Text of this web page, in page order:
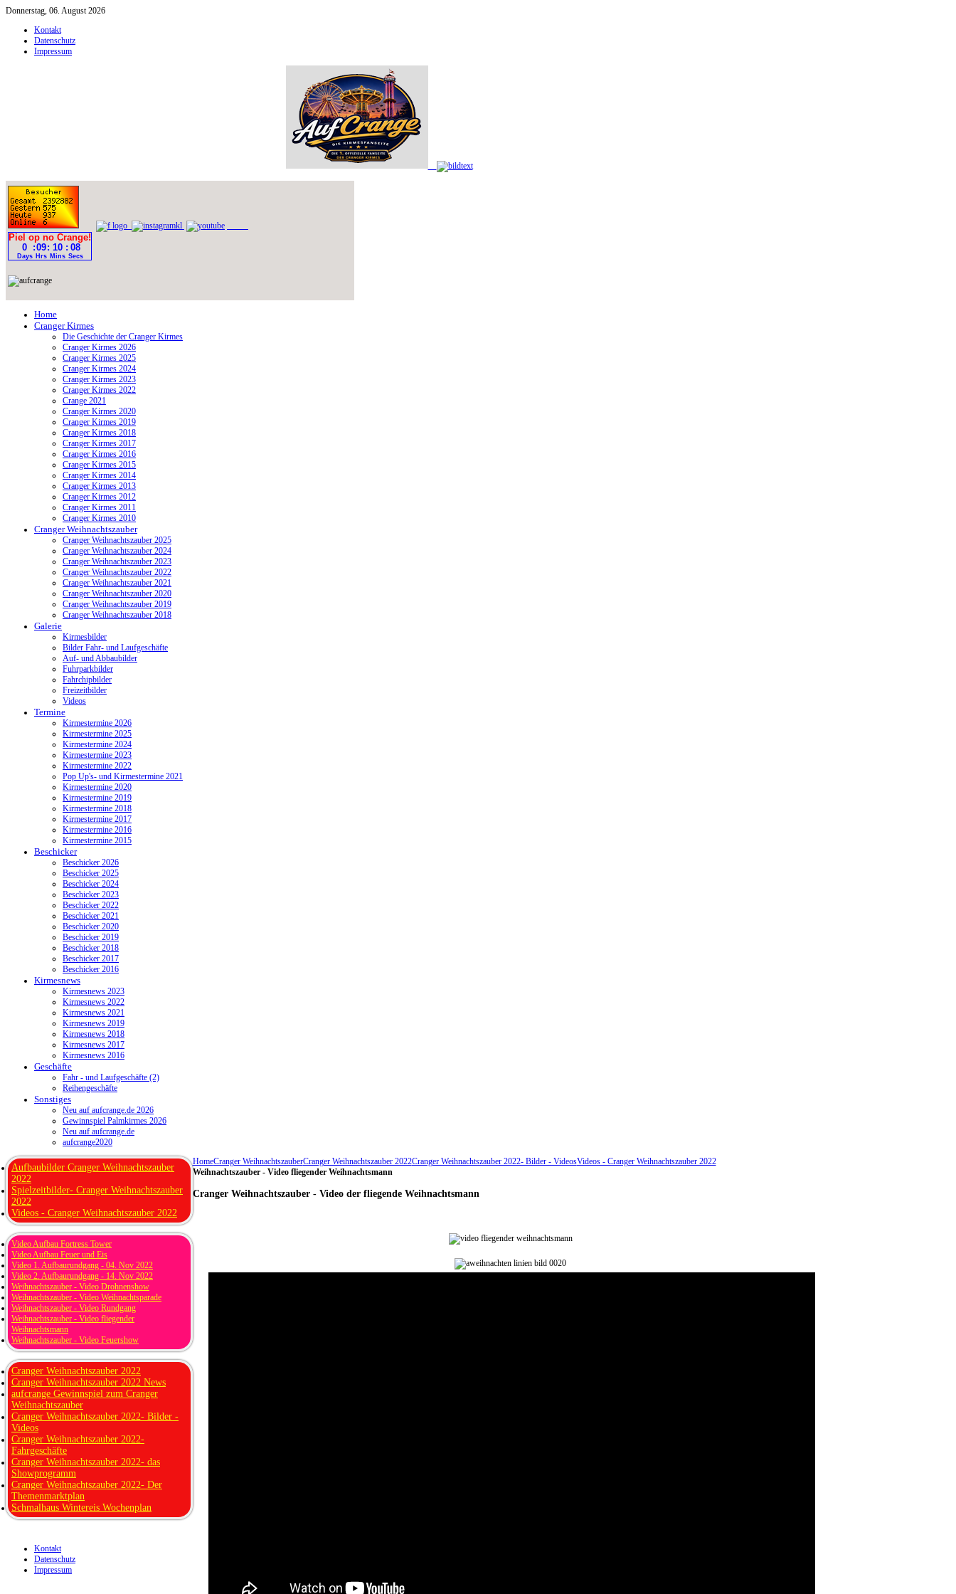
Donnerstag, 06. August 2026
Kontakt
Datenschutz
Impressum
Home
Cranger Kirmes
Die Geschichte der Cranger Kirmes
Cranger Kirmes 2026
Cranger Kirmes 2025
Cranger Kirmes 2024
Cranger Kirmes 2023
Cranger Kirmes 2022
Crange 2021
Cranger Kirmes 2020
Cranger Kirmes 2019
Cranger Kirmes 2018
Cranger Kirmes 2017
Cranger Kirmes 2016
Cranger Kirmes 2015
Cranger Kirmes 2014
Cranger Kirmes 2013
Cranger Kirmes 2012
Cranger Kirmes 2011
Cranger Kirmes 2010
Cranger Weihnachtszauber
Cranger Weihnachtszauber 2025
Cranger Weihnachtszauber 2024
Cranger Weihnachtszauber 2023
Cranger Weihnachtszauber 2022
Cranger Weihnachtszauber 2021
Cranger Weihnachtszauber 2020
Cranger Weihnachtszauber 2019
Cranger Weihnachtszauber 2018
Galerie
Kirmesbilder
Bilder Fahr- und Laufgeschäfte
Auf- und Abbaubilder
Fuhrparkbilder
Fahrchipbilder
Freizeitbilder
Videos
Termine
Kirmestermine 2026
Kirmestermine 2025
Kirmestermine 2024
Kirmestermine 2023
Kirmestermine 2022
Pop Up's- und Kirmestermine 2021
Kirmestermine 2020
Kirmestermine 2019
Kirmestermine 2018
Kirmestermine 2017
Kirmestermine 2016
Kirmestermine 2015
Beschicker
Beschicker 2026
Beschicker 2025
Beschicker 2024
Beschicker 2023
Beschicker 2022
Beschicker 2021
Beschicker 2020
Beschicker 2019
Beschicker 2018
Beschicker 2017
Beschicker 2016
Kirmesnews
Kirmesnews 2023
Kirmesnews 2022
Kirmesnews 2021
Kirmesnews 2019
Kirmesnews 2018
Kirmesnews 2017
Kirmesnews 2016
Geschäfte
Fahr - und Laufgeschäfte (2)
Reihengeschäfte
Sonstiges
Neu auf aufcrange.de 2026
Gewinnspiel Palmkirmes 2026
Neu auf aufcrange.de
aufcrange2020
HomeCranger WeihnachtszauberCranger Weihnachtszauber 2022Cranger Weihnachtszauber 2022- Bilder - VideosVideos - Cranger Weihnachtszauber 2022
Weihnachtszauber - Video fliegender Weihnachtsmann
Cranger Weihnachtszauber - Video der fliegende Weihnachtsmann
Aufbaubilder Cranger Weihnachtszauber
2022
Spielzeitbilder- Cranger Weihnachtszauber
2022
Videos - Cranger Weihnachtszauber 2022
Video Aufbau Fortress Tower
Video Aufbau Feuer und Eis
Video 1. Aufbaurundgang - 04. Nov 2022
Video 2. Aufbaurundgang - 14. Nov 2022
Weihnachtszauber - Video Drohnenshow
Weihnachtszauber - Video Weihnachtsparade
Weihnachtszauber - Video Rundgang
Weihnachtszauber - Video fliegender
Weihnachtsmann
Weihnachtszauber - Video Feuershow
Cranger Weihnachtszauber 2022
Cranger Weihnachtszauber 2022 News
aufcrange Gewinnspiel zum Cranger
Weihnachtszauber
Cranger Weihnachtszauber 2022- Bilder -
Videos
Cranger Weihnachtszauber 2022-
Fahrgeschäfte
Cranger Weihnachtszauber 2022- das
Showprogramm
Cranger Weihnachtszauber 2022- Der
Themenmarktplan
Schmalhaus Wintereis Wochenplan
Kontakt
Datenschutz
Impressum